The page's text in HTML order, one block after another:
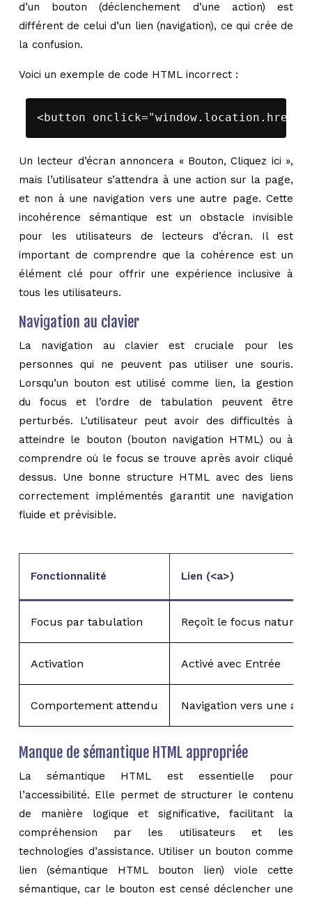
d’un bouton (déclenchement d’une action) est
différent de celui d’un lien (navigation), ce qui crée de
la confusion.
Voici un exemple de code HTML incorrect :
<button
Un lecteur d’écran annoncera « Bouton, Cliquez ici »,
mais l’utilisateur s’attendra à une action sur la page,
et non à une navigation vers une autre page. Cette
incohérence sémantique est un obstacle invisible
pour les utilisateurs de lecteurs d’écran. Il est
important de comprendre que la cohérence est un
élément clé pour offrir une expérience inclusive à
tous les utilisateurs.
Navigation au clavier
La navigation au clavier est cruciale pour les
personnes qui ne peuvent pas utiliser une souris.
Lorsqu’un bouton est utilisé comme lien, la gestion
du focus et l’ordre de tabulation peuvent être
perturbés. L’utilisateur peut avoir des difficultés à
atteindre le bouton (bouton navigation HTML) ou à
comprendre où le focus se trouve après avoir cliqué
dessus. Une bonne structure HTML avec des liens
correctement implémentés garantit une navigation
fluide et prévisible.
Fonctionnalité Lien (<a>)
Focus par tabulation Reçoit le focus
Activation Activé avec Entrée
Comportement attendu Navigation vers une
Manque de sémantique HTML appropriée
La sémantique HTML est essentielle pour
l’accessibilité. Elle permet de structurer le contenu
de manière logique et significative, facilitant la
compréhension par les utilisateurs et les
technologies d’assistance. Utiliser un bouton comme
lien (sémantique HTML bouton lien) viole cette
sémantique, car le bouton est censé déclencher une